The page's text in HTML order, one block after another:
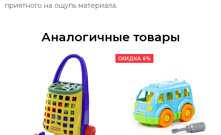
приятного на ощупь материала.
Аналогичные товары
СКИДКА 6%